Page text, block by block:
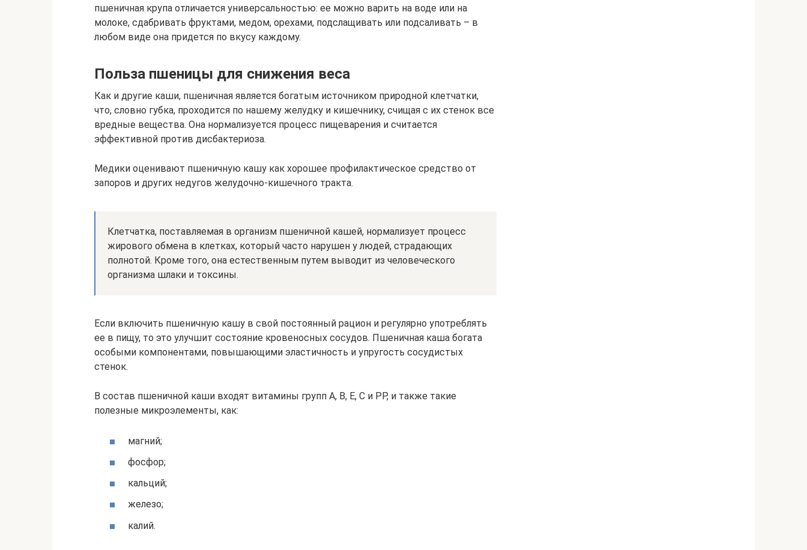
пшеничная крупа отличается универсальностью: ее можно варить на воде или на
молоке, сдабривать фруктами, медом, орехами, подслащивать или подсаливать – в
любом виде она придется по вкусу каждому.
Польза пшеницы для снижения веса
Как и другие каши, пшеничная является богатым источником природной клетчатки,
что, словно губка, проходится по нашему желудку и кишечнику, счищая с их стенок все
вредные вещества. Она нормализуется процесс пищеварения и считается
эффективной против дисбактериоза.
Медики оценивают пшеничную кашу как хорошее профилактическое средство от
запоров и других недугов желудочно-кишечного тракта.
Клетчатка, поставляемая в организм пшеничной кашей, нормализует процесс
жирового обмена в клетках, который часто нарушен у людей, страдающих
полнотой. Кроме того, она естественным путем выводит из человеческого
организма шлаки и токсины.
Если включить пшеничную кашу в свой постоянный рацион и регулярно употреблять
ее в пищу, то это улучшит состояние кровеносных сосудов. Пшеничная каша богата
особыми компонентами, повышающими эластичность и упругость сосудистых
стенок.
В состав пшеничной каши входят витамины групп А, В, Е, С и РР, и также такие
полезные микроэлементы, как:
магний;
фосфор;
кальций;
железо;
калий.